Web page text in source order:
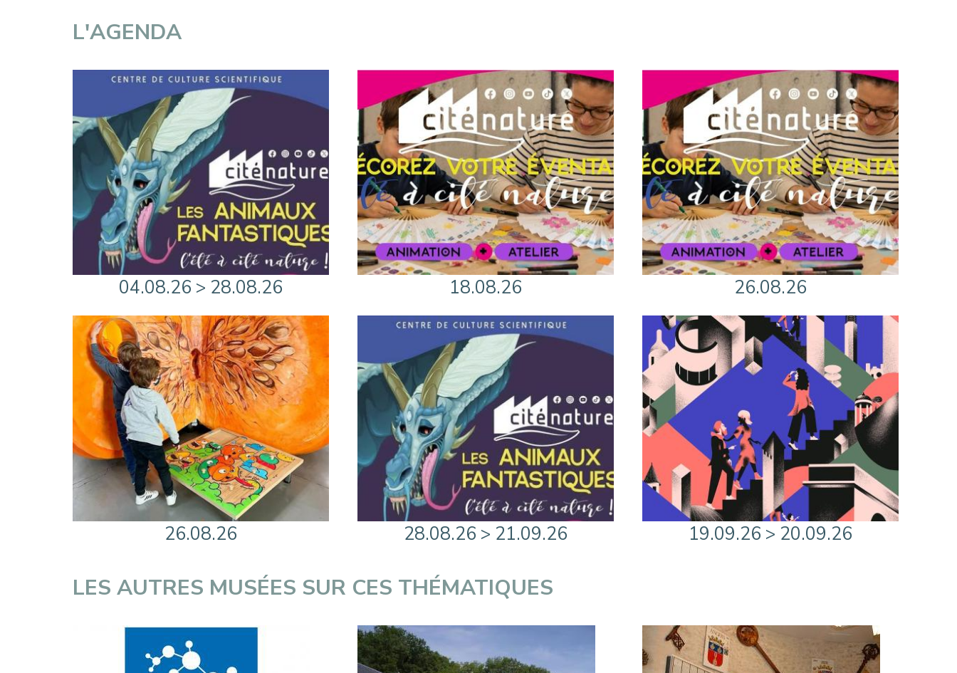
L'AGENDA
04.08.26 > 28.08.26 18.08.26 26.08.26
26.08.26 28.08.26 > 21.09.26 19.09.26 > 20.09.26
LES AUTRES MUSÉES SUR CES THÉMATIQUES